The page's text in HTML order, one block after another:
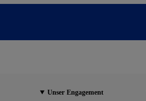
Unser Engagement